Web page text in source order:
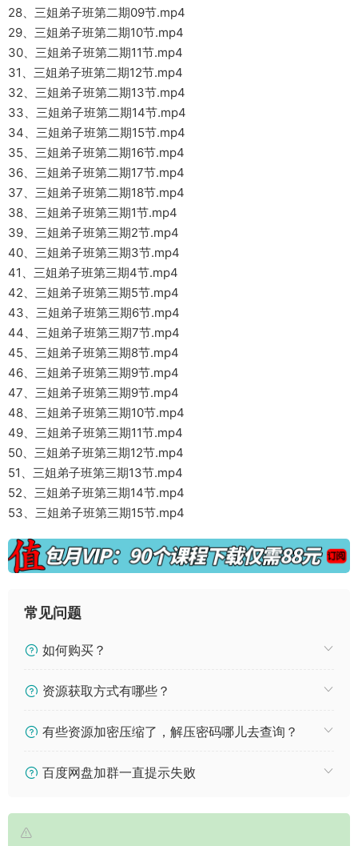
28、三姐弟子班第二期09节.mp4
29、三姐弟子班第二期10节.mp4
30、三姐弟子班第二期11节.mp4
31、三姐弟子班第二期12节.mp4
32、三姐弟子班第二期13节.mp4
33、三姐弟子班第二期14节.mp4
34、三姐弟子班第二期15节.mp4
35、三姐弟子班第二期16节.mp4
36、三姐弟子班第二期17节.mp4
37、三姐弟子班第二期18节.mp4
38、三姐弟子班第三期1节.mp4
39、三姐弟子班第三期2节.mp4
40、三姐弟子班第三期3节.mp4
41、三姐弟子班第三期4节.mp4
42、三姐弟子班第三期5节.mp4
43、三姐弟子班第三期6节.mp4
44、三姐弟子班第三期7节.mp4
45、三姐弟子班第三期8节.mp4
46、三姐弟子班第三期9节.mp4
47、三姐弟子班第三期9节.mp4
48、三姐弟子班第三期10节.mp4
49、三姐弟子班第三期11节.mp4
50、三姐弟子班第三期12节.mp4
51、三姐弟子班第三期13节.mp4
52、三姐弟子班第三期14节.mp4
53、三姐弟子班第三期15节.mp4
常见问题
如何购买？
资源获取方式有哪些？
有些资源加密压缩了，解压密码哪儿去查询？
百度网盘加群一直提示失败